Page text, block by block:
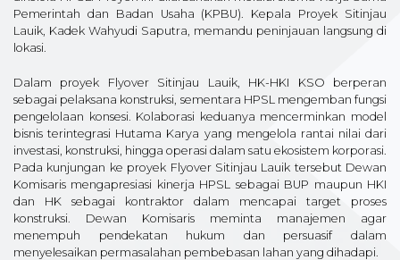
Pemerintah dan Badan Usaha (KPBU). Kepala Proyek Sitinjau
Lauik, Kadek Wahyudi Saputra, memandu peninjauan langsung di
lokasi.
Dalam proyek Flyover Sitinjau Lauik, HK-HKI KSO berperan
sebagai pelaksana konstruksi, sementara HPSL mengemban fungsi
pengelolaan konsesi. Kolaborasi keduanya mencerminkan model
bisnis terintegrasi Hutama Karya yang mengelola rantai nilai dari
investasi, konstruksi, hingga operasi dalam satu ekosistem korporasi.
Pada kunjungan ke proyek Flyover Sitinjau Lauik tersebut Dewan
Komisaris mengapresiasi kinerja HPSL sebagai BUP maupun HKI
dan HK sebagai kontraktor dalam mencapai target proses
konstruksi. Dewan Komisaris meminta manajemen agar
menempuh pendekatan hukum dan persuasif dalam
menyelesaikan permasalahan pembebasan lahan yang dihadapi.